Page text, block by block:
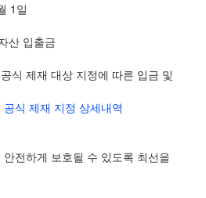
1일
산 입출금
식 제재 대상 지정에 따른 입금 및
공식 제재 지정 상세내역
전하게 보호될 수 있도록 최선을